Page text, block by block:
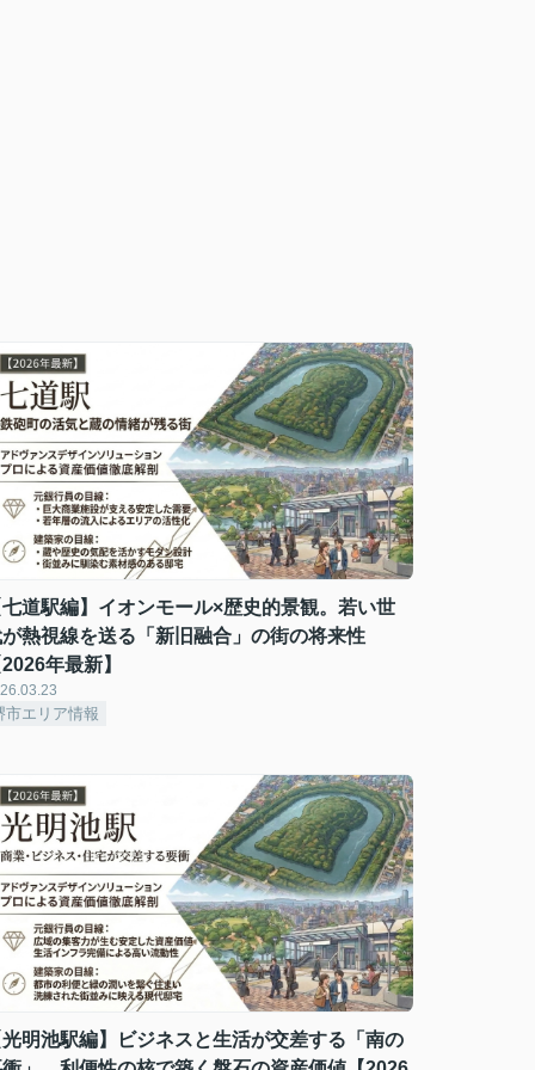
道駅編】イオンモール×歴史的景観。若い世
熱視線を送る「新旧融合」の街の将来性
年最新】
市エリア情報
明池駅編】ビジネスと生活が交差する「南の